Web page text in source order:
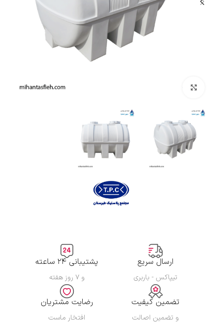
ارسال سریع
تیپاکس - باربری
پشتیبانی ۲۴ ساعته
و ۷ روز هفته
تضمین کیفیت
و تضمین اصالت
رضایت مشتریان
افتخار ماست